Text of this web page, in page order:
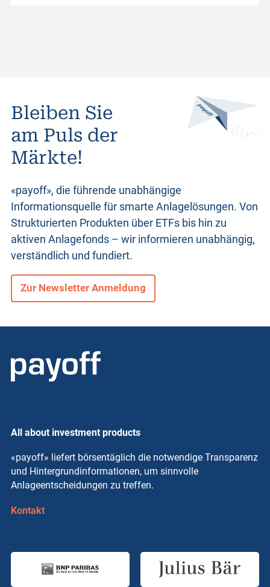
Bleiben Sie
am Puls der
Märkte!
«payoff», die führende unabhängige
Informationsquelle für smarte Anlagelösungen. Von
Strukturierten Produkten über ETFs bis hin zu
aktiven Anlagefonds – wir informieren unabhängig,
verständlich und fundiert.
Zur Newsletter Anmeldung
All about investment products
«payoff» liefert börsentäglich die notwendige Transparenz
und Hintergrundinformationen, um sinnvolle
Anlageentscheidungen zu treffen.
Kontakt